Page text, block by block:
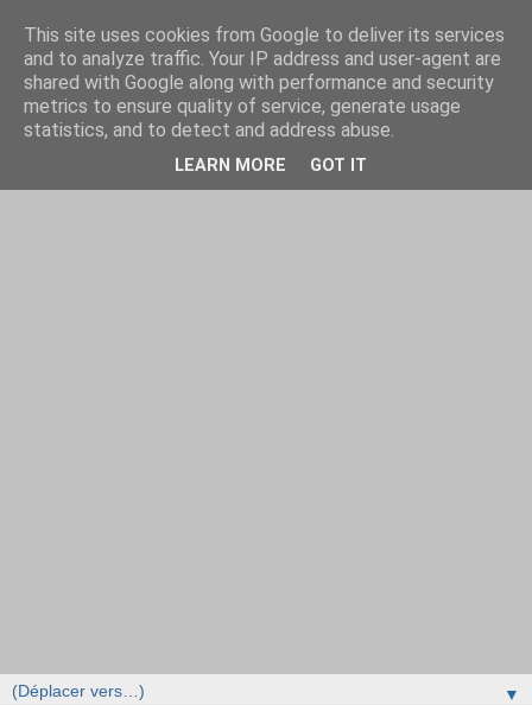
▼
This site uses cookies from Google to deliver its services
and to analyze traffic. Your IP address and user-agent are
shared with Google along with performance and security
metrics to ensure quality of service, generate usage
statistics, and to detect and address abuse.
LEARN MORE GOT IT